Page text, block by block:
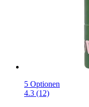
5 Optionen
4.3 (12)